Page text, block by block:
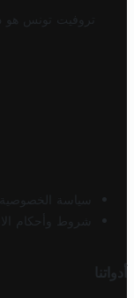
تروفيت تونس هو
سياسة الخصوصية
شروط وأحكام
أدواتنا